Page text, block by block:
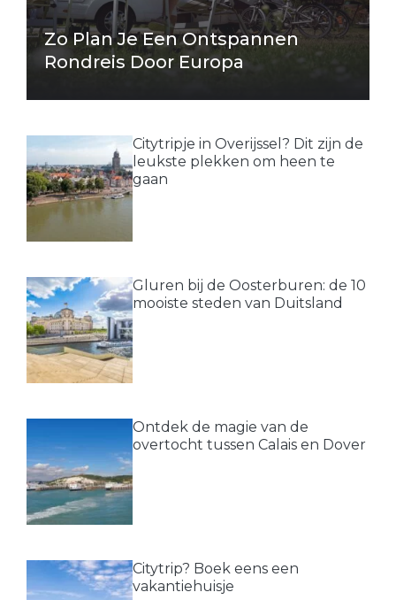
Zo Plan Je Een Ontspannen
Rondreis Door Europa
Citytripje in Overijssel? Dit zijn de
leukste plekken om heen te
gaan
Gluren bij de Oosterburen: de 10
mooiste steden van Duitsland
Ontdek de magie van de
overtocht tussen Calais en Dover
Citytrip? Boek eens een
vakantiehuisje